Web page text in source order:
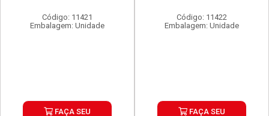
Código: 11421
Embalagem: Unidade
FAÇA SEU
Código: 11422
Embalagem: Unidade
FAÇA SEU